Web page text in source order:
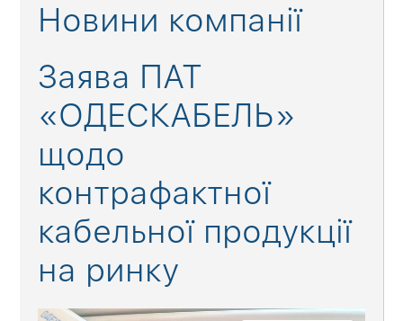
Новини компанії
Заява ПАТ
«ОДЕСКАБЕЛЬ»
щодо
контрафактної
кабельної продукції
на ринку